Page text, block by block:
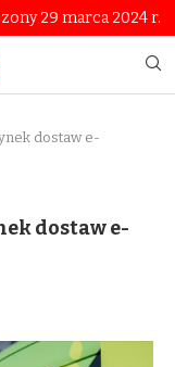
29 marca 2024 r.
dostaw e-
dostaw e-